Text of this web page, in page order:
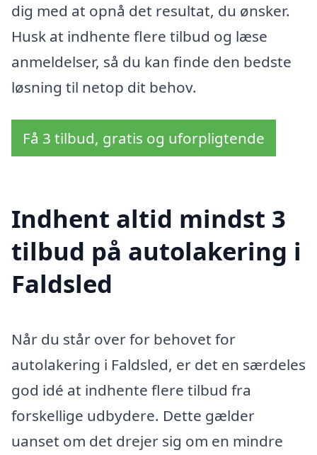
dig med at opnå det resultat, du ønsker.
Husk at indhente flere tilbud og læse
anmeldelser, så du kan finde den bedste
løsning til netop dit behov.
Få 3 tilbud, gratis og uforpligtende
Indhent altid mindst 3
tilbud på autolakering i
Faldsled
Når du står over for behovet for
autolakering i Faldsled, er det en særdeles
god idé at indhente flere tilbud fra
forskellige udbydere. Dette gælder
uanset om det drejer sig om en mindre